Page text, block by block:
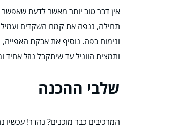
אין דבר טוב יותר מאשר לדעת שאפשר
תחילה, ננפה את קמח השקדים ועמילן
ונימוח בפה. נוסיף את אבקת
ותמצית הווניל עד שיתקבל נוזל אחיד
שלבי ההכנה
המרכיבים כבר מוכנים? נהדר!